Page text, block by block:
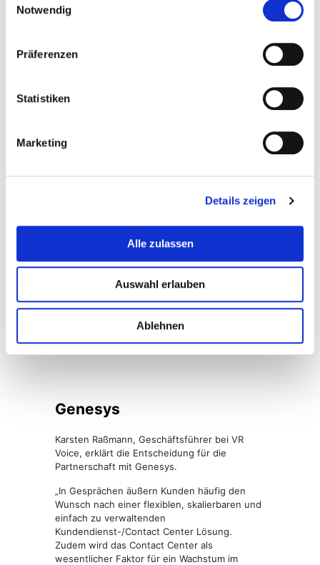
Notwendig
Präferenzen
Statistiken
Marketing
Details zeigen
Alle zulassen
Auswahl erlauben
Ablehnen
Genesys
Karsten Raßmann, Geschäftsführer bei VR
Voice, erklärt die Entscheidung für die
Partnerschaft mit Genesys.
„In Gesprächen äußern Kunden häufig den
Wunsch nach einer flexiblen, skalierbaren und
einfach zu verwaltenden
Kundendienst-/Contact Center Lösung.
Zudem wird das Contact Center als
wesentlicher Faktor für ein Wachstum im